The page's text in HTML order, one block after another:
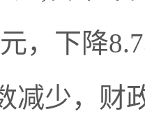
，下降
减少，财